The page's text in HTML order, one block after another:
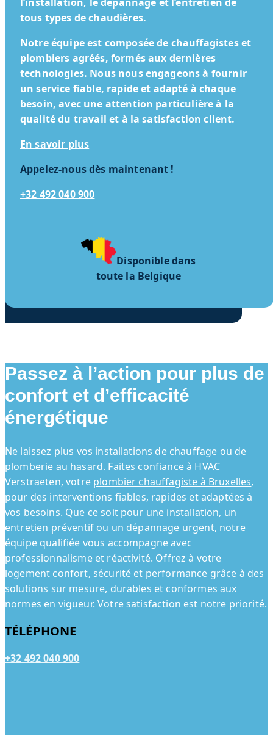
tous types de chaudières.
Notre équipe est composée de chauffagistes et
plombiers agréés, formés aux dernières
technologies. Nous nous engageons à fournir
un service fiable, rapide et adapté à chaque
besoin, avec une attention particulière à la
qualité du travail et à la satisfaction client.
En savoir plus
Appelez-nous dès maintenant !
+32 492 040 900
Disponible dans
toute la Belgique
Passez à l’action pour plus de
confort et d’efficacité
énergétique
Ne laissez plus vos installations de chauffage ou de
plomberie au hasard. Faites confiance à HVAC
Verstraeten, votre plombier chauffagiste à Bruxelles,
pour des interventions fiables, rapides et adaptées à
vos besoins. Que ce soit pour une installation, un
entretien préventif ou un dépannage urgent, notre
équipe qualifiée vous accompagne avec
professionnalisme et réactivité. Offrez à votre
logement confort, sécurité et performance grâce à des
solutions sur mesure, durables et conformes aux
normes en vigueur. Votre satisfaction est notre priorité.
TÉLÉPHONE
+32 492 040 900